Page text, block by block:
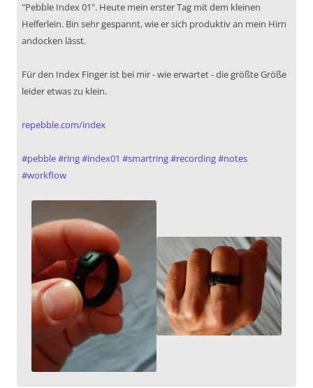
"Pebble Index 01". Heute mein erster Tag mit dem kleinen
Helferlein. Bin sehr gespannt, wie er sich produktiv an mein Hirn
andocken lässt.
Für den Index Finger ist bei mir - wie erwartet - die größte Größe
leider etwas zu klein.
repebble.com/index
#pebble#ring#index01 #smartring#recording#notes
#workflow